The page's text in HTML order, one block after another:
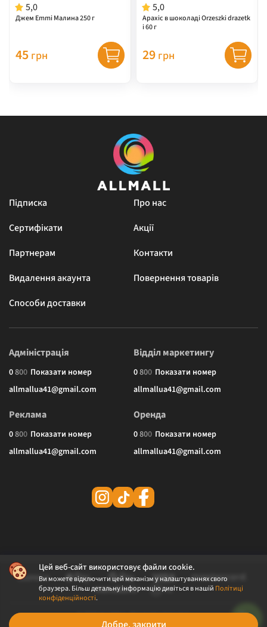
5,0
Джем Emmi Малина 250 г
45 грн
5,0
Арахіс в шоколаді Orzeszki drazetk
i 60 г
29 грн
Цей веб-сайт використовує файли cookie.
Ви можете відключити цей механізм у налаштуваннях свого
браузера. Більш детальну інформацію дивіться в нашій Політиці
конфіденційності.
Підписка
Про нас
Сертифікати
Акції
Партнерам
Контакти
Видалення акаунта
Повернення товарів
Способи доставки
Адміністрація
0800 Показати номер
allmallua41@gmail.com
Відділ маркетингу
0800 Показати номер
allmallua41@gmail.com
Реклама
0800 Показати номер
allmallua41@gmail.com
Оренда
0800 Показати номер
allmallua41@gmail.com
© 2026 ALLMALL. Всі права захищені.